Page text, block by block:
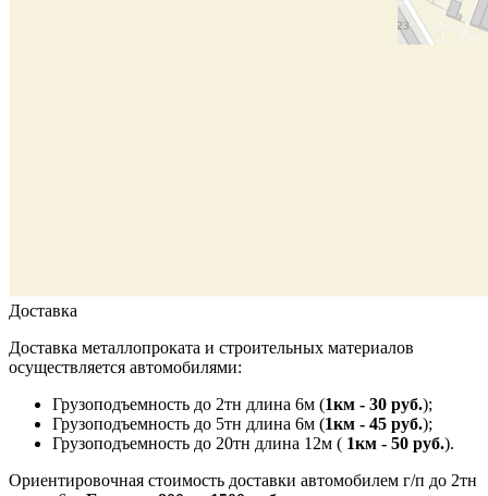
Доставка
Доставка металлопроката и строительных материалов
осуществляется автомобилями:
Грузоподъемность до 2тн длина 6м (1км - 30 руб.);
Грузоподъемность до 5тн длина 6м (1км - 45 руб.);
Грузоподъемность до 20тн длина 12м ( 1км - 50 руб.).
Ориентировочная стоимость доставки автомобилем г/п до 2тн